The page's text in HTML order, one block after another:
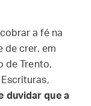
a fé na
de crer, em
de Trento,
duvidar que a